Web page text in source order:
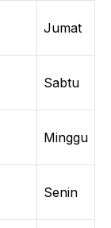
Jumat
Sabtu
Minggu
Senin